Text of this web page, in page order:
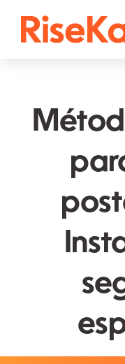
TikTok
YouTube
Twitter (𝕏)
Outros